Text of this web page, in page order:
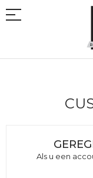
naar
Als u een